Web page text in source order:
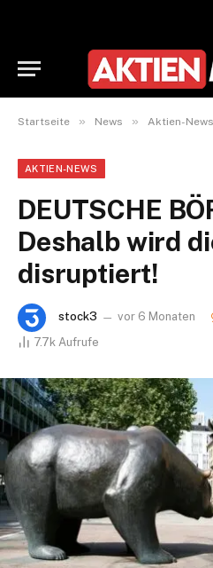
Startseite » News » Aktien-News
AKTIEN-NEWS
DEUTSCHE
Deshalb wird
disruptiert!
stock3 vor 6 Monaten
7.7k Aufrufe